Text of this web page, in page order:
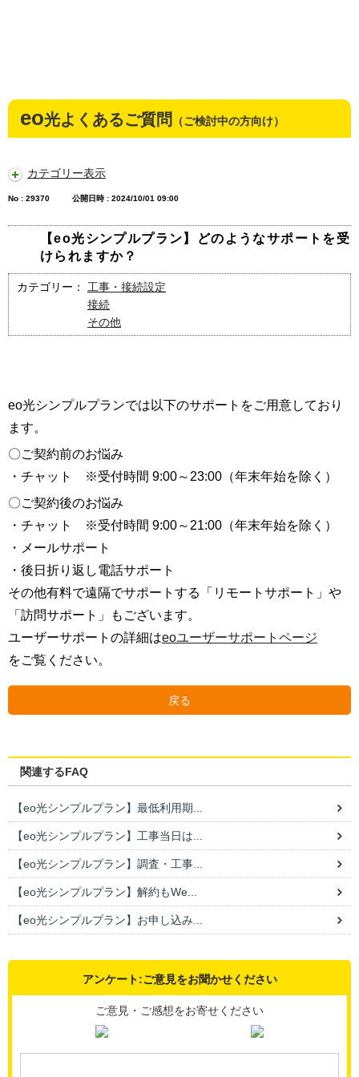
eo光よくあるご質問 （ご検討中の方向け）
カテゴリー表示
No : 29370 公開日時 : 2024/10/01 09:00
【eo光シンプルプラン】どのようなサポートを受
けられますか？
カテゴリー：
工事・接続設定
接続
その他
eo光シンプルプランでは以下のサポートをご用意しており
ます。
〇ご契約前のお悩み
・チャット ※受付時間 9:00～23:00（年末年始を除く）
〇ご契約後のお悩み
・チャット ※受付時間 9:00～21:00（年末年始を除く）
・メールサポート
・後日折り返し電話サポート
その他有料で遠隔でサポートする「リモートサポート」や
「訪問サポート」もございます。
ユーザーサポートの詳細はeoユーザーサポートページ
をご覧ください。
戻る
関連するFAQ
【eo光シンプルプラン】最低利用期...
【eo光シンプルプラン】工事当日は...
【eo光シンプルプラン】調査・工事...
【eo光シンプルプラン】解約もWe...
【eo光シンプルプラン】お申し込み...
アンケート:ご意見をお聞かせください
ご意見・ご感想をお寄せください